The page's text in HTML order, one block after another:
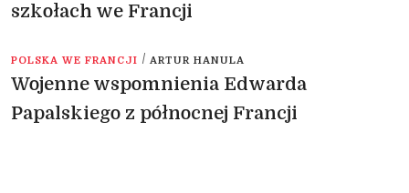
szkołach we Francji
POLSKA WE FRANCJI / ARTUR HANULA
Wojenne wspomnienia Edwarda
Papalskiego z północnej Francji